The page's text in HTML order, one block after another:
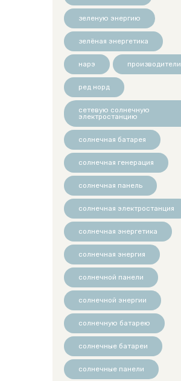
зеленую энергию
зелёная энергетика
нарэ производители
ред норд
сетевую солнечную
электростанцию
солнечная батарея
солнечная генерация
солнечная панель
солнечная электростанция
солнечная энергетика
солнечная энергия
солнечной панели
солнечной энергии
солнечную батарею
солнечные батареи
солнечные панели